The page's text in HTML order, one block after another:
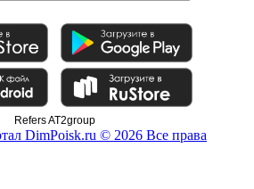
Refers AT2group
DimPoisk.ru © 2026 Все права